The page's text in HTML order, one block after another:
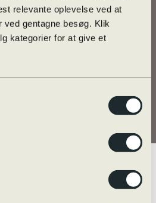
relevante oplevelse ved at
gentagne besøg. Klik
kategorier for at give et